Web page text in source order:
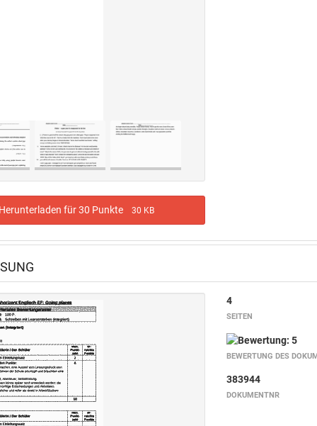
für 30 Punkte 30 KB
4
SEITEN
BEWERTUNG DES
383944
DOKUMENTNR